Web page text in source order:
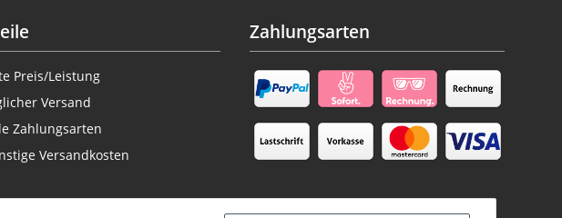
Preis/Leistung
Versand
Zahlungsarten
Versandkosten
Zahlungsarten